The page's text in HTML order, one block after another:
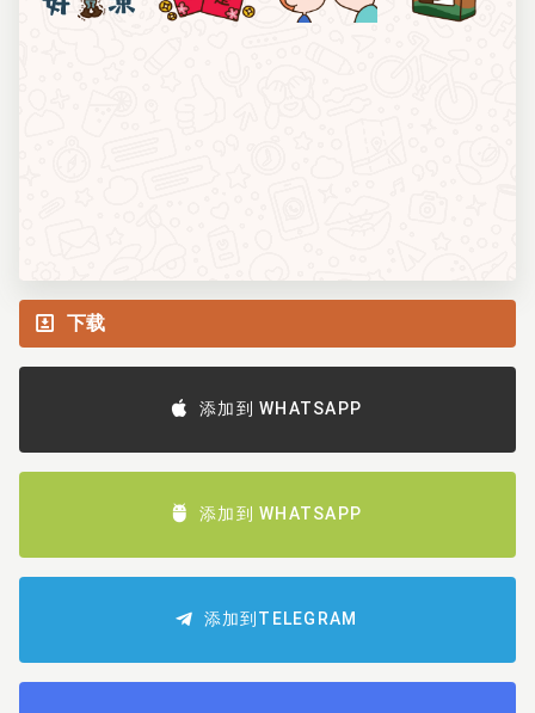
下载
添加到 WHATSAPP
添加到 WHATSAPP
添加到TELEGRAM